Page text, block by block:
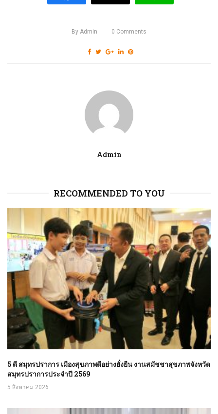
By Admin 0 Comments
Admin
RECOMMENDED TO YOU
5 ดี สมุทรปราการ เมืองสุขภาพดีอย่างยั่งยืน งานสมัชชาสุขภาพจังหวัด
สมุทรปราการประจำปี 2569
5 สิงหาคม 2026